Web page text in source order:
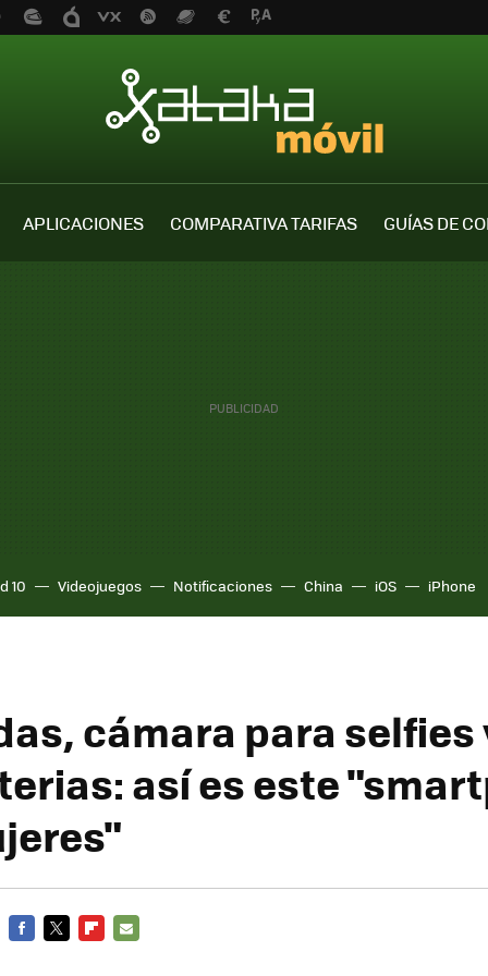
APLICACIONES COMPARATIVA TARIFAS GUÍAS DE
10 Videojuegos Notificaciones China iOS iPhone
cámara para
así es este